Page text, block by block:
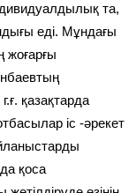
та,
еді. Мұндағы
жоғарғы
қазақтарда
іс -әрекет
қоса